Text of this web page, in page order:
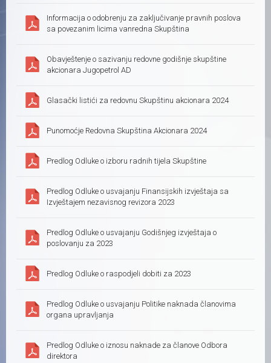
Informacija o odobrenju za zaključivanje pravnih poslova
sa povezanim licima vanredna Skupština
Obavještenje o sazivanju redovne godišnje skupštine
akcionara Jugopetrol AD
Glasački listići za redovnu Skupštinu akcionara 2024
Punomoćje Redovna Skupština Akcionara 2024
Predlog Odluke o izboru radnih tijela Skupštine
Predlog Odluke o usvajanju Finansijskih izvještaja sa
Izvještajem nezavisnog revizora 2023
Predlog Odluke o usvajanju Godišnjeg izvještaja o
poslovanju za 2023
Predlog Odluke o raspodjeli dobiti za 2023
Predlog Odluke o usvajanju Politike naknada članovima
organa upravljanja
Predlog Odluke o iznosu naknade za članove Odbora
direktora